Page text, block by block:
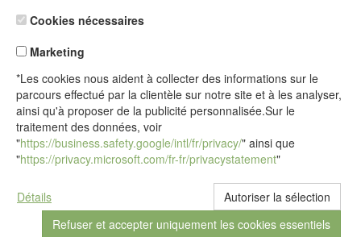
Cookies nécessaires
Marketing
*Les cookies nous aident à collecter des informations sur le
parcours effectué par la clientèle sur notre site et à les analyser,
ainsi qu'à proposer de la publicité personnalisée.Sur le
traitement des données, voir
"https://business.safety.google/intl/fr/privacy/" ainsi que
"https://privacy.microsoft.com/fr-fr/privacystatement"
Détails